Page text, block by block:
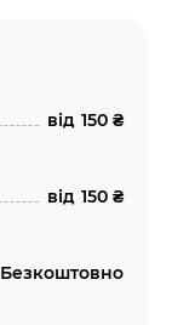
від 150 ₴
від 150 ₴
Безкоштовно